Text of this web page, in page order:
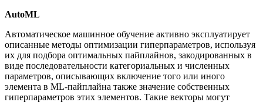
AutoML
Автоматическое машинное обучение активно эксплуатирует
описанные методы оптимизации гиперпараметров, используя
их для подбора оптимальных пайплайнов, закодированных в
виде последовательности категориальных и численных
параметров, описывающих включение того или иного
элемента в ML-пайплайна также значение собственных
гиперпараметров этих элементов. Такие векторы могут